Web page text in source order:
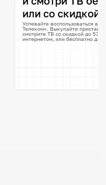
или со скидкой!
Успевайте воспользоваться
Телеком». Выкупайте
смотрите ТВ со скидкой до 53%
интернетом, или бесплатно до